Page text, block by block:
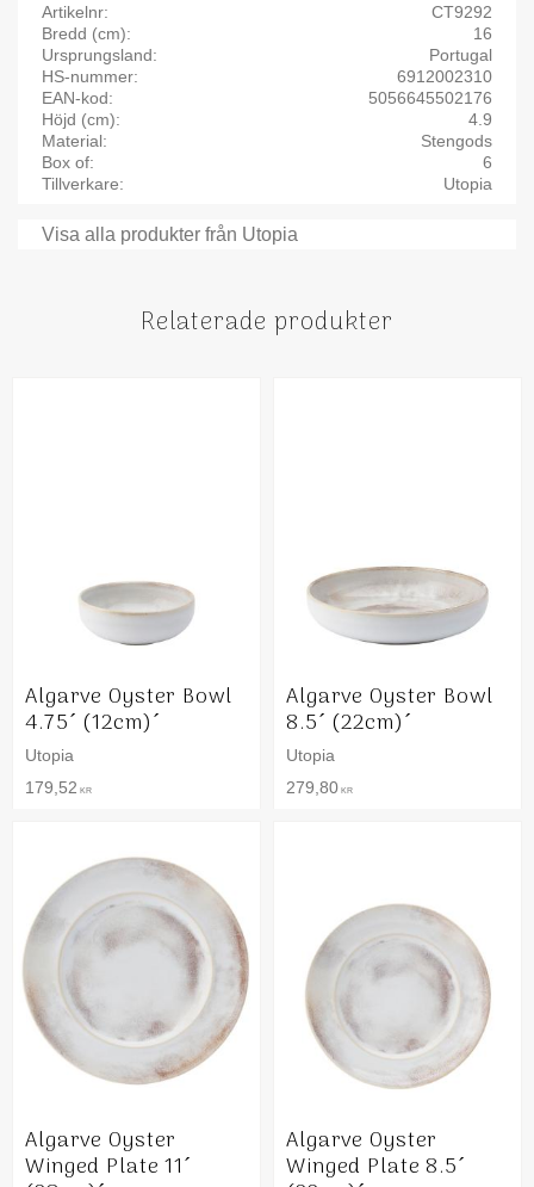
Artikelnr
CT9292
Bredd (cm)
16
Ursprungsland
Portugal
HS-nummer
6912002310
EAN-kod
5056645502176
Höjd (cm)
4.9
Material
Stengods
Box of
6
Tillverkare
Utopia
Visa alla produkter från Utopia
Relaterade produkter
Algarve Oyster Bowl
4.75´ (12cm)´
Utopia
179,52 KR
Algarve Oyster Bowl
8.5´ (22cm)´
Utopia
279,80 KR
Algarve Oyster
Winged Plate 11´
Algarve Oyster
Winged Plate 8.5´